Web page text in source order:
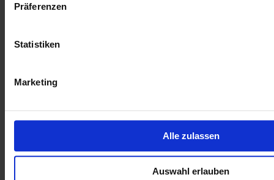
Präferenzen
Statistiken
Marketing
Alle zulassen
Auswahl erlauben